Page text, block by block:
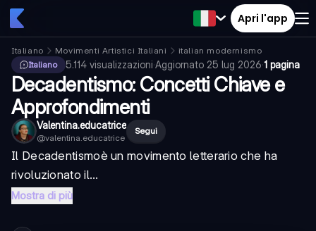
Apri l'app
Italiano Movimenti Artistici Italiani
italian modernismo
Italiano
5.114 visualizzazioni·Aggiornato 25 lug 2026·1 pagina
Decadentismo: Concetti Chiave e
Approfondimenti
Valentina.educatrice
@valentina.educatrice
Segui
Il Decadentismoè un movimento letterario che ha
rivoluzionato il...
Mostra di più